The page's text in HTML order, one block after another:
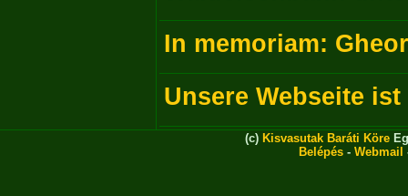
In memoriam:
Unsere Webseite
(c) Kisvasutak Baráti Köre
Belépés - Webmail